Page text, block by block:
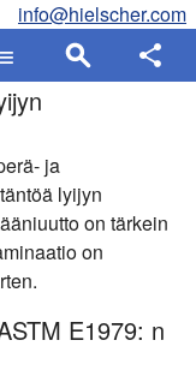
info@hielscher.com
ja
lyijyn
on tärkein
on
E1979: n